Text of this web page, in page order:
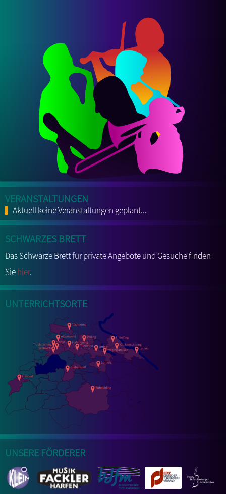
Veranstaltungen
Aktuell keine Veranstaltungen geplant...
Schwarzes Brett
Das Schwarze Brett für private Angebote und Gesuche finden
Siehier.
Unterrichtsorte
Unsere Förderer